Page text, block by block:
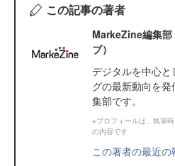
この記事の著者
MarkeZine編集部
ブ）
デジタルを中心
グの最新動向を
集部です。
※プロフィールは、執筆
の内容です
この著者の最近